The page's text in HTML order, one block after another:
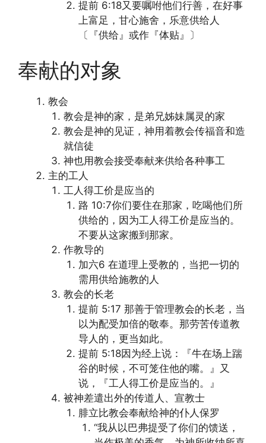
提前 6:18又要嘱咐他们行善，在好事
上富足，甘心施舍，乐意供给人
〔『供给』或作『体贴』〕
奉献的对象
教会
教会是神的家，是弟兄姊妹属灵的家
教会是神的见证，神用着教会传福音和造
就信徒
神也用教会接受奉献来供给各种事工
主的工人
工人得工价是应当的
路 10:7你们要住在那家，吃喝他们所
供给的，因为工人得工价是应当的。
不要从这家搬到那家。
作教导的
加六6 在道理上受教的，当把一切的
需用供给施教的人
教会的长老
提前 5:17 那善于管理教会的长老，当
以为配受加倍的敬奉。那劳苦传道教
导人的，更当如此。
提前 5:18因为经上说：『牛在场上踹
谷的时候，不可笼住他的嘴。』又
说，『工人得工价是应当的。』
被神差遣出外的传道人、宣教士
腓立比教会奉献给神的仆人保罗
“我从以巴弗提受了你们的馈送，